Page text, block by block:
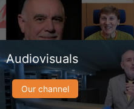
Audiovisuals
Our channel